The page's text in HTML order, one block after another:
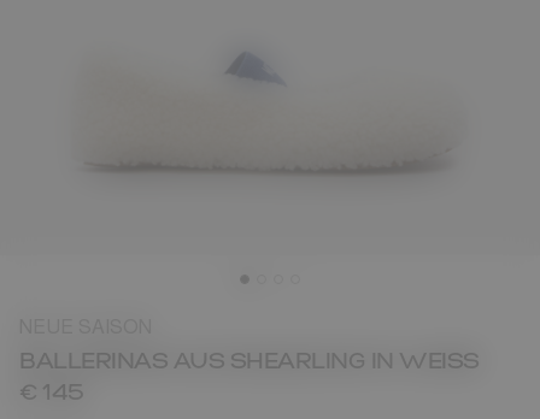
BALLERINAS AUS SHEARLING IN WEISS
€ 145